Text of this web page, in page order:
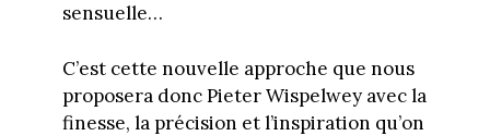
sensuelle…
C’est cette nouvelle approche que nous
proposera donc Pieter Wispelwey avec la
finesse, la précision et l’inspiration qu’on